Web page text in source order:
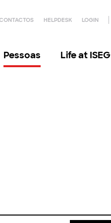
HELPDESK LOGIN
Pessoas Life at ISEG